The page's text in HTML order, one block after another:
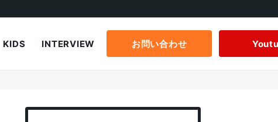
KIDS INTERVIEW お問い合わせ